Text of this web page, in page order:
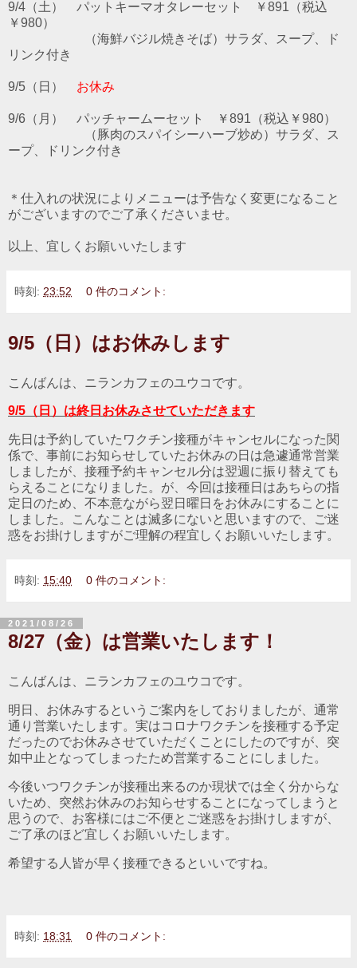
9/4（土） パットキーマオタレーセット ￥891（税込
￥980）
（海鮮バジル焼きそば）サラダ、スープ、ド
リンク付き
9/5（日） お休み
9/6（月） パッチャームーセット ￥891（税込￥980）
（豚肉のスパイシーハーブ炒め）サラダ、ス
ープ、ドリンク付き
＊仕入れの状況によりメニューは予告なく変更になること
がございますのでご了承くださいませ。
以上、宜しくお願いいたします
時刻: 23:52 0 件のコメント:
9/5（日）はお休みします
こんばんは、ニランカフェのユウコです。
9/5（日）は終日お休みさせていただきます
先日は予約していたワクチン接種がキャンセルになった関
係で、事前にお知らせしていたお休みの日は急遽通常営業
しましたが、接種予約キャンセル分は翌週に振り替えても
らえることになりました。が、今回は接種日はあちらの指
定日のため、不本意ながら翌日曜日をお休みにすることに
しました。こんなことは滅多にないと思いますので、ご迷
惑をお掛けしますがご理解の程宜しくお願いいたします。
時刻: 15:40 0 件のコメント:
2021/08/26
8/27（金）は営業いたします！
こんばんは、ニランカフェのユウコです。
明日、お休みするというご案内をしておりましたが、通常
通り営業いたします。実はコロナワクチンを接種する予定
だったのでお休みさせていただくことにしたのですが、突
如中止となってしまったため営業することにしました。
今後いつワクチンが接種出来るのか現状では全く分からな
いため、突然お休みのお知らせすることになってしまうと
思うので、お客様にはご不便とご迷惑をお掛けしますが、
ご了承のほど宜しくお願いいたします。
希望する人皆が早く接種できるといいですね。
時刻: 18:31 0 件のコメント: